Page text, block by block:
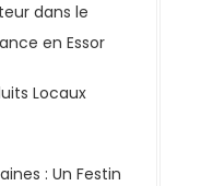
dans le
en Essor
Locaux
: Un Festin